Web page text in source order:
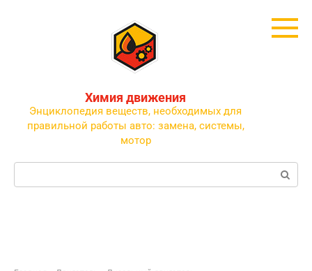
Химия движения
Энциклопедия веществ, необходимых для
правильной работы авто: замена, системы,
мотор
Поиск: